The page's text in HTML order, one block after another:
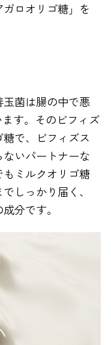
ロオリゴ糖」を
菌は腸の中で悪
す。そのビフィズ
で、ビフィズス
いパートナーな
ミルクオリゴ糖
しっかり届く、
分です。